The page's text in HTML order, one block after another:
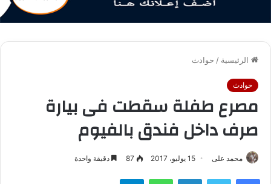
الرئيسية / حوادث
حوادث
مصرع طفلة سقطت فى بيارة
صرف داخل فندق بالفيوم
محمد على 15 يوليو، 2017 87 دقيقة واحدة
فيسبوك تويتر لينكدإن واتساب تيلقرام